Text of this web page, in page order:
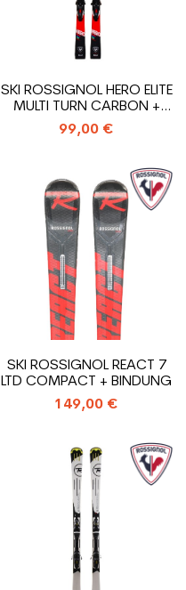
SKI ROSSIGNOL HERO ELITE
MULTI TURN CARBON +
BINDUNG
99,00 €
SKI ROSSIGNOL REACT 7
LTD COMPACT + BINDUNG
149,00 €